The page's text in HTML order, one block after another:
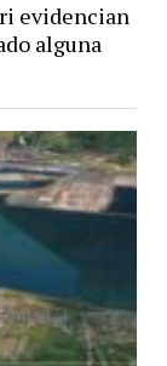
evidencian
alguna